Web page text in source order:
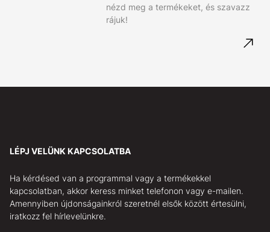
nézd meg a termékeket, és szavazz
rájuk!
LÉPJ VELÜNK KAPCSOLATBA
Ha kérdésed van a programmal vagy a termékekkel
kapcsolatban, akkor keress minket telefonon vagy e-mailen.
Amennyiben újdonságainkról szeretnél elsők között értesülni,
iratkozz fel hírlevelünkre.